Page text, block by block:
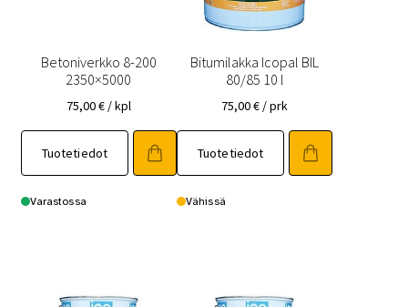
Betoniverkko 8-200
2350×5000
75,00€ / kpl
Tuotetiedot
Varastossa
Bitumilakka Icopal BIL
80/85 10 l
75,00€ / prk
Tuotetiedot
Vähissä